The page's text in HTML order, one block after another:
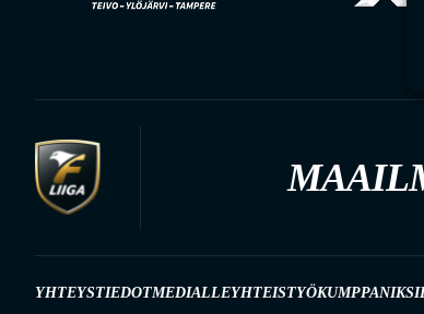
YHTEYSTIEDOTMEDIALLEYHTEISTYÖKUMPPANIKSI